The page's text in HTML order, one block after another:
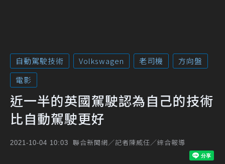
自動駕駛技術 Volkswagen 老司機
方向盤
電影
近一半的英國駕駛認為自己的技術
比自動駕駛更好
2021-10-04 10:03 聯合新聞網／記者陳威任／綜合報導